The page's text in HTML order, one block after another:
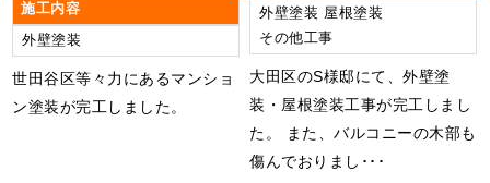
施工内容
外壁塗装
世田谷区等々力にあるマンショ
ン塗装が完工しました。
外壁塗装 屋根塗装
その他工事
大田区のS様邸にて、外壁塗
装・屋根塗装工事が完工しまし
た。 また、バルコニーの木部も
傷んでおりまし･･･